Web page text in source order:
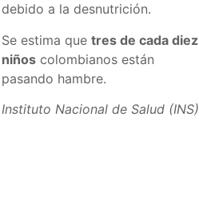
debido a la desnutrición.
Se estima que tres de cada diez
niños colombianos están
pasando hambre.
Instituto Nacional de Salud (INS)